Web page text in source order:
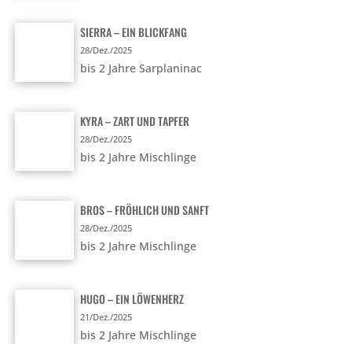
SIERRA – EIN BLICKFANG
28/Dez./2025
bis 2 Jahre Sarplaninac
KYRA – ZART UND TAPFER
28/Dez./2025
bis 2 Jahre Mischlinge
BROS – FRÖHLICH UND SANFT
28/Dez./2025
bis 2 Jahre Mischlinge
HUGO – EIN LÖWENHERZ
21/Dez./2025
bis 2 Jahre Mischlinge